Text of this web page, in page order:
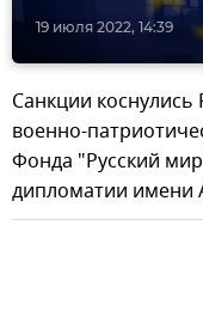
19 июля 2022, 14:39
Санкции коснулись
военно-
Фонда "Русский
дипломатии имени